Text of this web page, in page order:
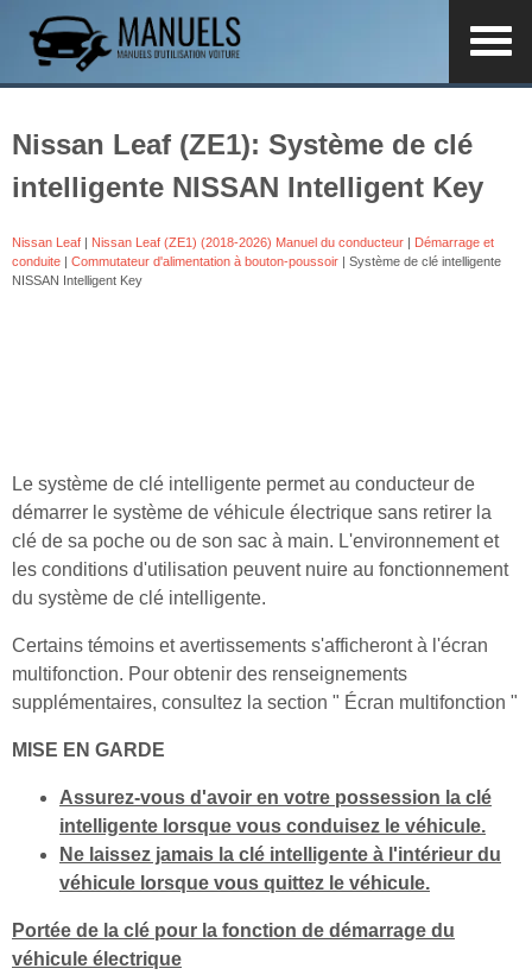
Nissan Leaf (ZE1): Système de clé
intelligente NISSAN Intelligent Key
Nissan Leaf | Nissan Leaf (ZE1) (2018-2026) Manuel du conducteur | Démarrage et
conduite | Commutateur d'alimentation à bouton-poussoir | Système de clé intelligente
NISSAN Intelligent Key
Le système de clé intelligente permet au conducteur de
démarrer le système de véhicule électrique sans retirer la
clé de sa poche ou de son sac à main. L'environnement et
les conditions d'utilisation peuvent nuire au fonctionnement
du système de clé intelligente.
Certains témoins et avertissements s'afficheront à l'écran
multifonction. Pour obtenir des renseignements
supplémentaires, consultez la section " Écran multifonction "
MISE EN GARDE
Assurez-vous d'avoir en votre possession la clé
intelligente lorsque vous conduisez le véhicule.
Ne laissez jamais la clé intelligente à l'intérieur du
véhicule lorsque vous quittez le véhicule.
Portée de la clé pour la fonction de démarrage du
véhicule électrique